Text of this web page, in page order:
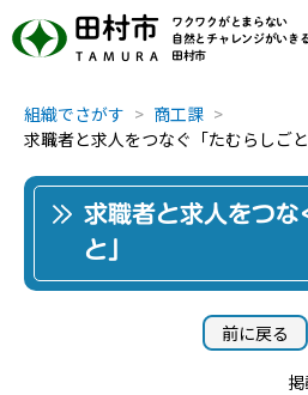
田村市
TAMURA
ワクワクがとまらない
自然とチャレンジがいき
田村市
組織でさがす
商工課
求職者と求人をつなぐ「たむらしごと
求職者と求人をつな
と」
前に戻る